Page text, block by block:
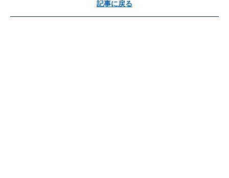
記事に戻る